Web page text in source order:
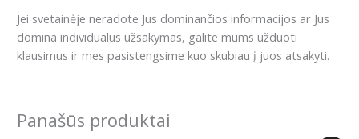
Jei svetainėje neradote Jus dominančios informacijos ar Jus
domina individualus užsakymas, galite mums užduoti
klausimus ir mes pasistengsime kuo skubiau į juos atsakyti.
Panašūs produktai